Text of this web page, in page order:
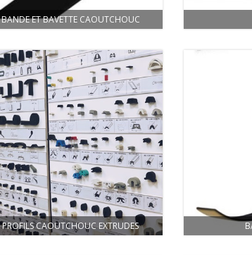
BANDE ET BAVETTE CAOUTCHOUC
PROFILS CAOUTCHOUC EXTRUDES